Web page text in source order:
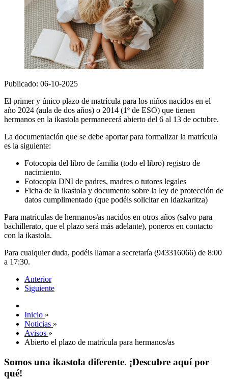
Publicado: 06-10-2025
El primer y único plazo de matrícula para los niños nacidos en el
año 2024 (aula de dos años) o 2014 (1º de ESO) que tienen
hermanos en la ikastola permanecerá abierto del 6 al 13 de octubre.
La documentación que se debe aportar para formalizar la matrícula
es la siguiente:
Fotocopia del libro de familia (todo el libro) registro de
nacimiento.
Fotocopia DNI de padres, madres o tutores legales
Ficha de la ikastola y documento sobre la ley de protección de
datos cumplimentado (que podéis solicitar en idazkaritza)
Para matrículas de hermanos/as nacidos en otros años (salvo para
bachillerato, que el plazo será más adelante), poneros en contacto
con la ikastola.
Para cualquier duda, podéis llamar a secretaría (943316066) de 8:00
a 17:30.
Anterior
Siguiente
Inicio »
Noticias »
Avisos »
Abierto el plazo de matrícula para hermanos/as
Somos una ikastola diferente. ¡Descubre aquí por
qué!